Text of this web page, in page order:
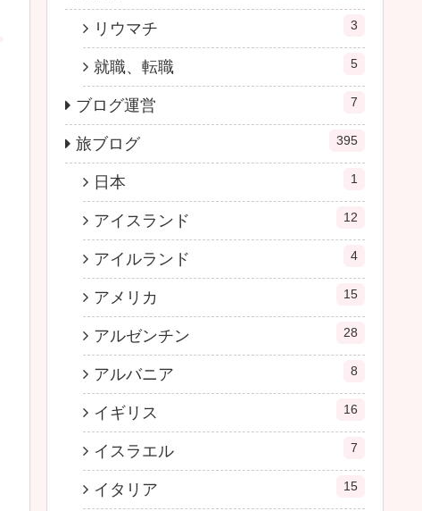
リウマチ 3
就職、転職 5
ブログ運営 7
旅ブログ 395
日本 1
アイスランド 12
アイルランド 4
アメリカ 15
アルゼンチン 28
アルバニア 8
イギリス 16
イスラエル 7
イタリア 15